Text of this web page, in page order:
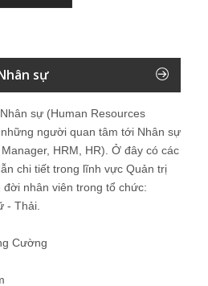
sự
sự (Human Resources
người quan tâm tới Nhân sự
HRM, HR). Ở đây có các
chi tiết trong lĩnh vực Quản trị
nhân viên trong tổ chức:
- Thải.
Cường